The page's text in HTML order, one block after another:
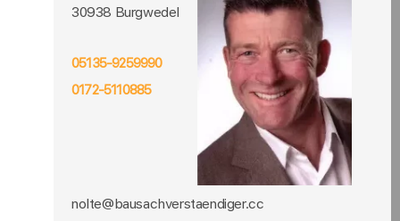
30938 Burgwedel
05135-9259990
0172-5110885
nolte@bausachverstaendiger.cc